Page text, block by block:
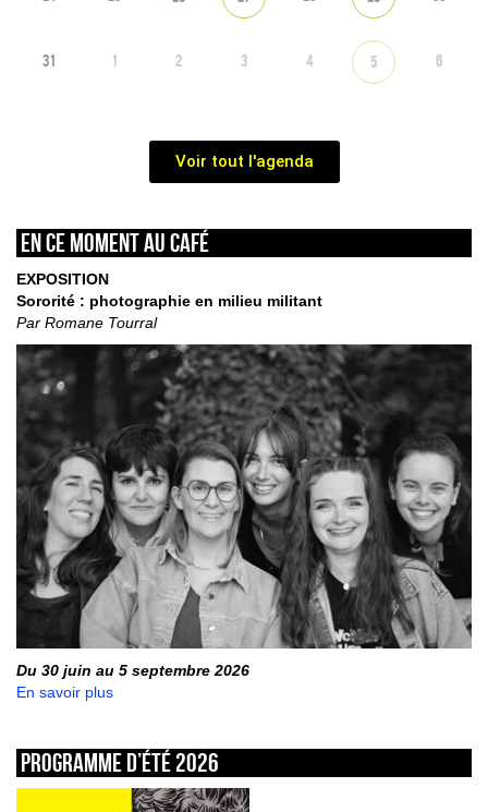
31 1 2 3 4 5 6
Voir tout l'agenda
En ce moment au café
EXPOSITION
Sororité : photographie en milieu militant
Par Romane Tourral
Du 30 juin au 5 septembre 2026
En savoir plus
Programme d’été 2026